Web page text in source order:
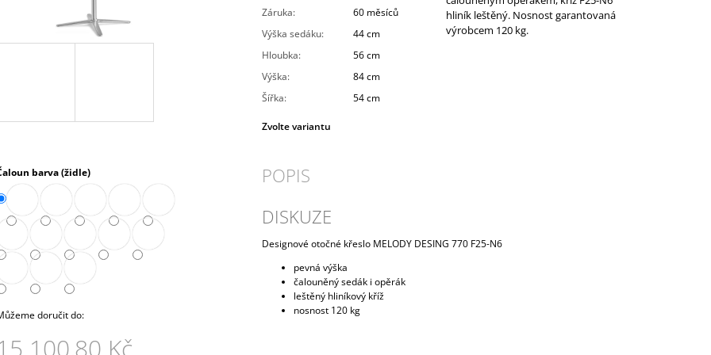
Záruka:
60 měsíců
Výška sedáku:
44 cm
Hloubka:
56 cm
Výška:
84 cm
Šířka: 54 cm
Zvolte variantu
hliník leštěný. Nosnost garantovaná
výrobcem 120 kg.
barva (židle)
doručit do:
100,80 Kč
POPIS
DISKUZE
Designové otočné křeslo MELODY DESING 770 F25-N6
pevná výška
čalouněný sedák i opěrák
leštěný hliníkový kříž
nosnost 120 kg
4 343,90 Kč
10 272,90 Kč